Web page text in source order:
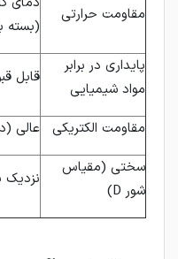
مقاومت حرارتی
(بسته
پایداری در برابر
مواد شیمیایی
قابل
مقاومت الکتریکی
عالی
سختی (مقیاس
شور D)
نزدیک به ۷۵